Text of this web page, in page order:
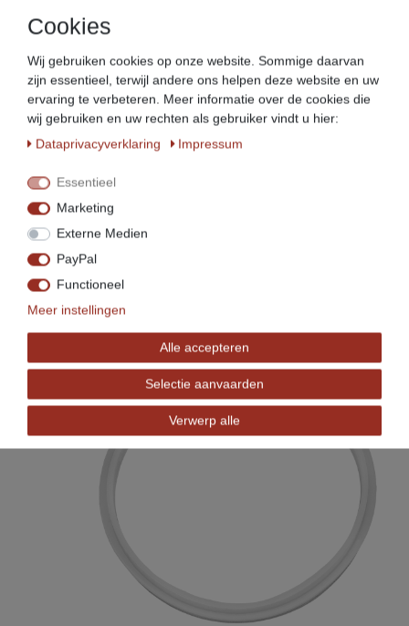
In ieder geval geschikt voor de Beeketal
worstvullers van de
BT/BTH/MT/MTH serie in 3 - 5 en 7 liter!
(Deze afsluitringen zijn NIETgeschikt voor de
Helaas kunnen we niet garanderen dat onze afsluitringen
geschikt zijn voor modellen van andere fabrikanten.
Vergelijk de technische specificaties om een verkeerde
aankoop te voorkomen.
Cookies
Wij gebruiken cookies op onze website. Sommige daarvan
zijn essentieel, terwijl andere ons helpen deze website en uw
ervaring te verbeteren. Meer informatie over de cookies die
wij gebruiken en uw rechten als gebruiker vindt u hier:
Data­privacy­verklaring
Impressum
Essentieel
Marketing
Externe Medien
PayPal
Functioneel
Meer instellingen
Alle accepteren
Selectie aanvaarden
Verwerp alle